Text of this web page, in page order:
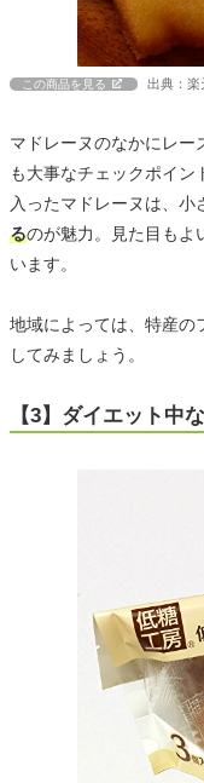
この商品を見る 出典：楽
マドレーヌのなかにレー
も大事なチェックポイ
入ったマドレーヌは、小
るのが魅力。見た目もよ
います。
地域によっては、特産の
してみましょう。
【3】ダイエット中